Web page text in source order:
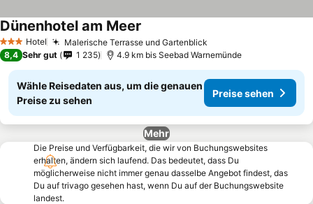
3 SterneHotel Malerische Terrasse und Gartenblick
Dünenhotel am Meer
8,4 Sehr gut 1 235 4.9 km bis Seebad Warnemünde
Wähle Reisedaten aus, um die genauen
Preise zu sehen
Preise sehen
Mehr
Die Preise und Verfügbarkeit, die wir von Buchungswebsites
erhalten, ändern sich laufend. Das bedeutet, dass Du
möglicherweise nicht immer genau dasselbe Angebot findest, das
Du auf trivago gesehen hast, wenn Du auf der Buchungswebsite
landest.